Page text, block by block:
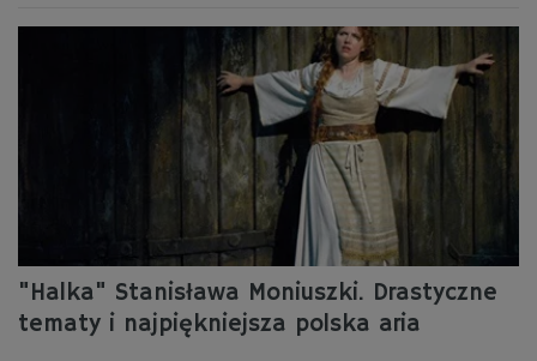
"Halka" Stanisława Moniuszki. Drastyczne
tematy i najpiękniejsza polska aria